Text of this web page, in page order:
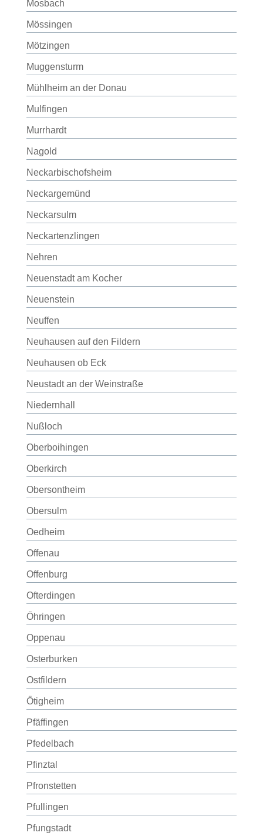
Mosbach
Mössingen
Mötzingen
Muggensturm
Mühlheim an der Donau
Mulfingen
Murrhardt
Nagold
Neckarbischofsheim
Neckargemünd
Neckarsulm
Neckartenzlingen
Nehren
Neuenstadt am Kocher
Neuenstein
Neuffen
Neuhausen auf den Fildern
Neuhausen ob Eck
Neustadt an der Weinstraße
Niedernhall
Nußloch
Oberboihingen
Oberkirch
Obersontheim
Obersulm
Oedheim
Offenau
Offenburg
Ofterdingen
Öhringen
Oppenau
Osterburken
Ostfildern
Ötigheim
Pfäffingen
Pfedelbach
Pfinztal
Pfronstetten
Pfullingen
Pfungstadt